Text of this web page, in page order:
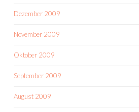
Dezember 2009
November 2009
Oktober 2009
September 2009
August 2009